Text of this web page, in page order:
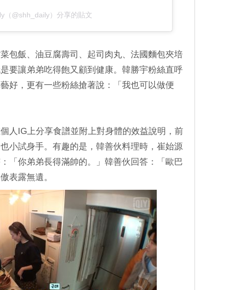
（@shh_daily）分享的貼文
包飯、油豆腐壽司、起司肉丸、法國麵包夾培
讓弟弟吃得飽又顧到健康。韓勝宇粉絲直呼
好，更有一些粉絲搶著說：「我也可以做便
人IG上分享食譜並附上對身體的效益說明，前
小試身手。有趣的是，韓善伙料理時，崔始源
「你弟弟長得滿帥的。」韓善伙回答：「歐巴
表露無遺。